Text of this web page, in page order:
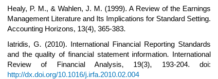
Healy, P. M., & Wahlen, J. M. (1999). A Review of the Earnings
Management Literature and Its Implications for Standard Setting.
Accounting Horizons, 13(4), 365-383.
Iatridis, G. (2010). International Financial Reporting Standards
and the quality of financial statement information. International
Review of Financial Analysis, 19(3), 193-204. doi:
http://dx.doi.org/10.1016/j.irfa.2010.02.004